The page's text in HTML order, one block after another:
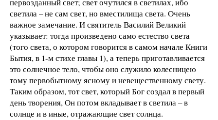
первозданный свет; свет очутился в светилах, ибо
светила – не сам свет, но вместилища света. Очень
важное замечание. И святитель Василий Великий
указывает: тогда произведено само естество света
(того света, о котором говорится в самом начале Книги
Бытия, в 1-м стихе главы 1), а теперь приготавливается
это солнечное тело, чтобы оно служило колесницею
тому первобытному ясному и невещественному свету.
Таким образом, тот свет, который Бог создал в первый
день творения, Он потом вкладывает в светила – в
солнце и в иные, отражающие свет солнца.